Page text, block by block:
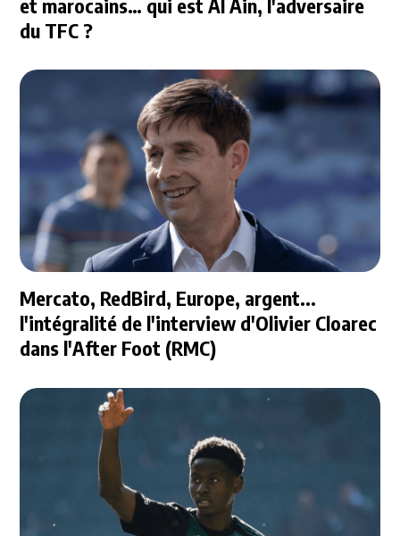
et marocains… qui est Al Ain, l'adversaire
du TFC ?
Mercato, RedBird, Europe, argent...
l'intégralité de l'interview d'Olivier Cloarec
dans l'After Foot (RMC)